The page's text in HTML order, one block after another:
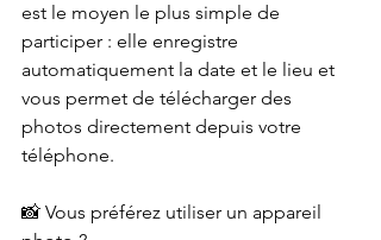
est le moyen le plus simple de
participer : elle enregistre
automatiquement la date et le lieu et
vous permet de télécharger des
photos directement depuis votre
téléphone.
📸 Vous préférez utiliser un appareil